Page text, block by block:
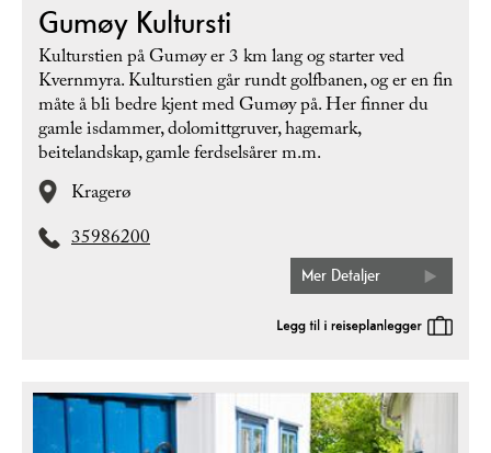
Gumøy Kultursti
Kulturstien på Gumøy er 3 km lang og starter ved
Kvernmyra. Kulturstien går rundt golfbanen, og er en fin
måte å bli bedre kjent med Gumøy på. Her finner du
gamle isdammer, dolomittgruver, hagemark,
beitelandskap, gamle ferdselsårer m.m.
Kragerø
35986200
Mer Detaljer